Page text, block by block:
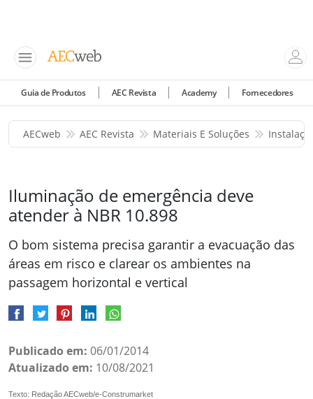
Guia de Produtos AEC Revista Academy Fornecedores
AECweb AEC Revista Materiais E Soluções
Iluminação de emergência deve
atender à NBR 10.898
O bom sistema precisa garantir a evacuação das
áreas em risco e clarear os ambientes na
passagem horizontal e vertical
Publicado em: 06/01/2014
Atualizado em: 10/08/2021
Texto: Redação AECweb/e-Construmarket